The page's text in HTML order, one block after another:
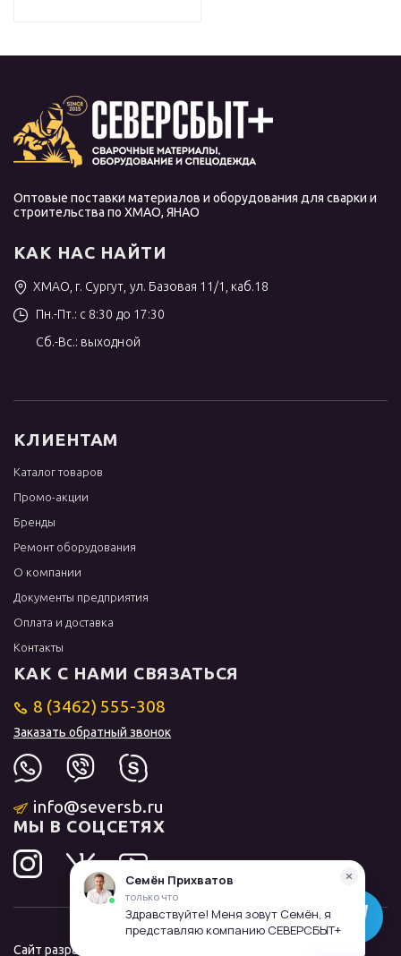
Оптовые поставки материалов и оборудования для сварки и
строительства по ХМАО, ЯНАО
КАК НАС НАЙТИ
ХМАО, г. Сургут, ул. Базовая 11/1, каб.18
Пн.-Пт.: с 8:30 до 17:30
Сб.-Вс.: выходной
КЛИЕНТАМ
Каталог товаров
Промо-акции
Бренды
Ремонт оборудования
О компании
Документы предприятия
Оплата и доставка
Контакты
КАК С НАМИ СВЯЗАТЬСЯ
8 (3462) 555-308
Заказать обратный звонок
info@seversb.ru
МЫ В СОЦСЕТЯХ
Сайт разработал и продвинул